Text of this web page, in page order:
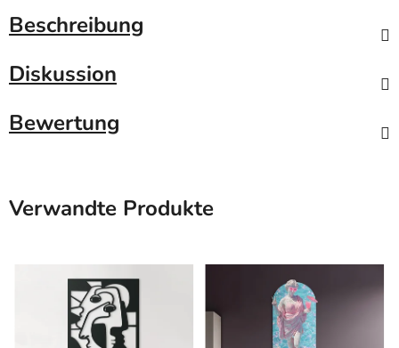
Beschreibung
Diskussion
Bewertung
Verwandte Produkte